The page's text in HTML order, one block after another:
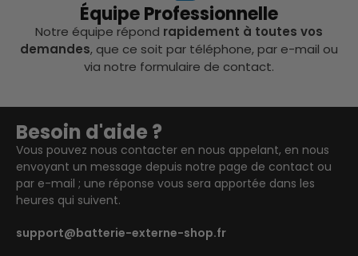
Équipe Professionnelle
Notre équipe répond rapidement à toutes vos
demandes, que ce soit par téléphone, par e-mail ou
via notre formulaire de contact.
Besoin d'aide ?
Vous pouvez nous contacter en nous appelant, en nous
envoyant un message depuis notre page de contact ou
par e-mail ; une réponse vous sera apportée dans les
heures qui suivent.
support@batterie-externe-shop.fr